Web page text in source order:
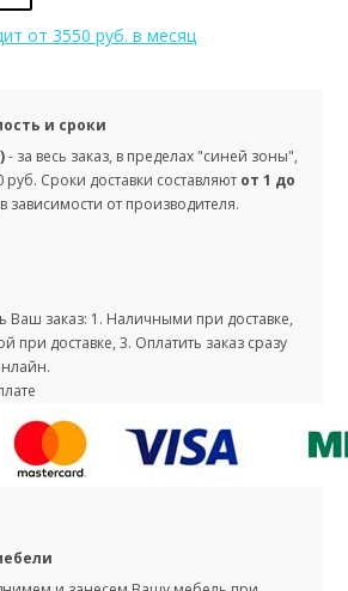
от 3550 руб. в месяц
и сроки
- за весь заказ, в пределах "синей зоны",
руб. Сроки доставки составляют от 1 до
зависимости от производителя.
Ваш заказ: 1. Наличными при доставке,
при доставке, 3. Оплатить заказ сразу